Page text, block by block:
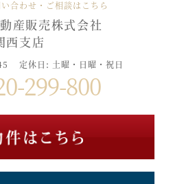
合わせ・ご相談はこちら
産販売株式会社
西支店
定休日: 土曜・日曜・祝日
299-800